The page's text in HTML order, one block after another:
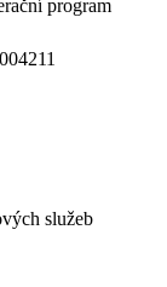
program
služeb